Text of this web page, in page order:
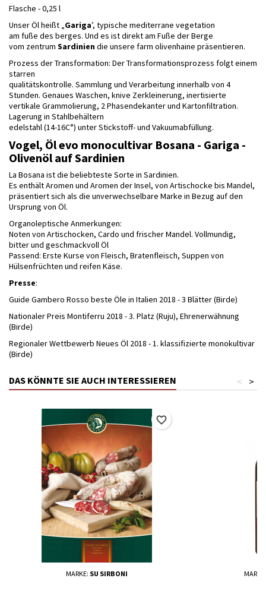
Flasche - 0,25 l
Unser Öl heißt „Gariga’, typische mediterrane vegetation
am fuße des berges. Und es ist direkt am Fuße der Berge
vom zentrum Sardiniendie unsere farm olivenhaine präsentieren.
Prozess der Transformation: Der Transformationsprozess folgt einem
starren
qualitätskontrolle. Sammlung und Verarbeitung innerhalb von 4
Stunden. Genaues Waschen, knive Zerkleinerung, inertisierte
vertikale Grammolierung, 2 Phasendekanter und Kartonfiltration.
Lagerung in Stahlbehältern
edelstahl (14-16C°) unter Stickstoff- und Vakuumabfüllung.
Vogel, Öl evo monocultivar Bosana - Gariga -
Olivenöl auf Sardinien
La Bosana ist die beliebteste Sorte in Sardinien.
Es enthält Aromen und Aromen der Insel, von Artischocke bis Mandel,
präsentiert sich als die unverwechselbare Marke in Bezug auf den
Ursprung von Öl.
Organoleptische Anmerkungen:
Noten von Artischocken, Cardo und frischer Mandel. Vollmundig,
bitter und geschmackvoll Öl
Passend: Erste Kurse von Fleisch, Bratenfleisch, Suppen von
Hülsenfrüchten und reifen Käse.
Presse:
Guide Gambero Rosso beste Öle in Italien 2018 - 3 Blätter (Birde)
Nationaler Preis Montiferru 2018 - 3. Platz (Ruju), Ehrenerwähnung
(Birde)
Regionaler Wettbewerb Neues Öl 2018 - 1. klassifizierte monokultivar
(Birde)
DAS KÖNNTE SIE AUCH INTERESSIEREN >
<
MARKE: SU SIRBONI
favorite_border